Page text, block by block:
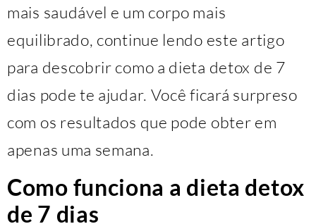
mais saudável e um corpo mais
equilibrado, continue lendo este artigo
para descobrir como a dieta detox de 7
dias pode te ajudar. Você ficará surpreso
com os resultados que pode obter em
apenas uma semana.
Como funciona a dieta detox
de 7 dias